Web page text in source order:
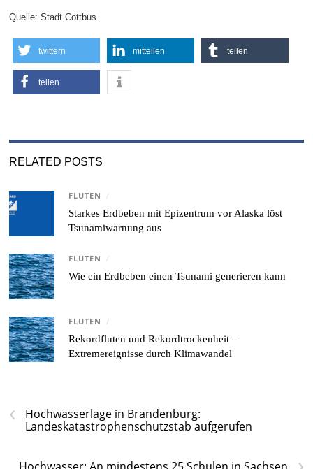
Quelle: Stadt Cottbus
twittern mitteilen teilen
teilen
RELATED POSTS
FLUTEN /
Starkes Erdbeben mit Epizentrum vor Alaska löst
Tsunamiwarnung aus
FLUTEN /
Wie ein Erdbeben einen Tsunami generieren kann
FLUTEN /
Rekordfluten und Rekordtrockenheit –
Extremereignisse durch Klimawandel
‹
Hochwasserlage in Brandenburg:
Landeskatastrophenschutzstab aufgerufen